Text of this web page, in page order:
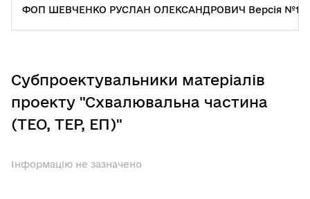
ФОП ШЕВЧЕНКО РУСЛАН ОЛЕКСАНДРОВИЧ Версія №1
Субпроектувальники матеріалів
проекту "Схвалювальна частина
(ТЕО, ТЕР, ЕП)"
Інформацію не зазначено